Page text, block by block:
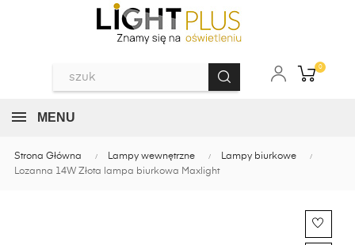
0
MENU
Strona Główna Lampy wewnętrzne
Lampy biurkowe
Lozanna 14W Złota lampa biurkowa Maxlight